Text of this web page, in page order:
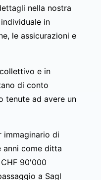
nella nostra
in
le assicurazioni e
e in
di conto
tenute ad avere un
immaginario di
anni come ditta
90'000
a Sagl